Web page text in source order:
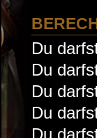
Du
Du
Du
Du
Du